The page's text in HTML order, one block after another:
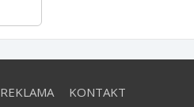
REKLAMA KONTAKT